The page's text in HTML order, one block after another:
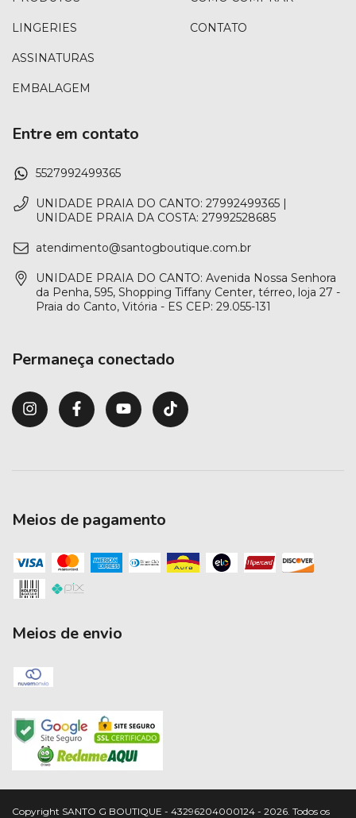
LINGERIES
ASSINATURAS
EMBALAGEM
CONTATO
Entre em contato
5527992499365
UNIDADE PRAIA DO CANTO: 27992499365 |
UNIDADE PRAIA DA COSTA: 27992528685
atendimento@santogboutique.com.br
UNIDADE PRAIA DO CANTO: Avenida Nossa Senhora
da Penha, 595, Shopping Tiffany Center, térreo, loja 27 -
Praia do Canto, Vitória - ES CEP: 29.055-131
Permaneça conectado
Meios de pagamento
Meios de envio
Copyright SANTO G BOUTIQUE - 43296204000124 - 2026. Todos os